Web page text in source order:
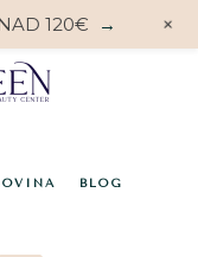
BLOG
120€ → +